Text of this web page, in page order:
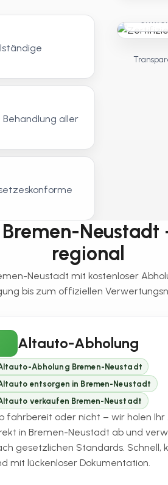
aller
regional
Neustadt mit kostenloser
bis zum offiziellen
Altauto-Abholung
Abholung Bremen-Neustadt
entsorgen in Bremen-Neustadt
verkaufen Bremen-Neustadt
fahrbereit oder nicht – wir holen
in Bremen-Neustadt ab und
gesetzlichen Standards. Schnell,
mit lückenloser Dokumentation.